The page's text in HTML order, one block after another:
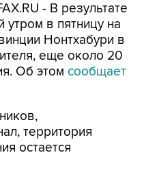
- В результате
в пятницу на
Нонтхабури в
еще около 20
Об этом сообщает
территория
остается